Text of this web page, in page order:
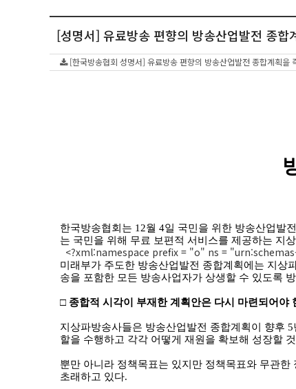
[성명서] 유료방송 편향의 방송산업발전 종합
[한국방송협회 성명서] 유료방송 편향의 방송산업발전 종합계획
한국방송협회는 12월 4일 국민을 위한 방송산업발
는 국민을 위해 무료 보편적 서비스를 제공하는 지
<?xml:namespace prefix = "o" ns =
미래부가 주도한 방송산업발전 종합계획에는 지상
송을 포함한 모든 방송사업자가 상생할 수 있도록
□ 종합적 시각이 부재한 계획안은 다시 마련되어야
지상파방송사들은 방송산업발전 종합계획이 향후 5
할을 수행하고 각각 어떻게 재원을 확보해 성장할
뿐만 아니라 정책목표는 있지만 정책목표와 무관
초래하고 있다.